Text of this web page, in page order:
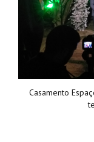
Casamento